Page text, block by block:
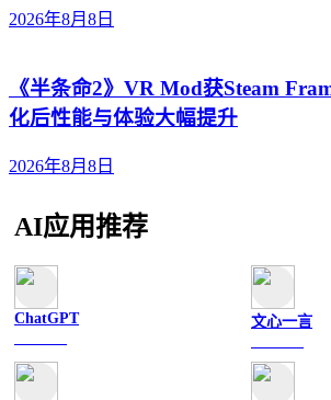
2026年8月8日
《半条命2》VR Mod获Steam
化后性能与体验大幅提升
2026年8月8日
AI应用推荐
ChatGPT 文心一言